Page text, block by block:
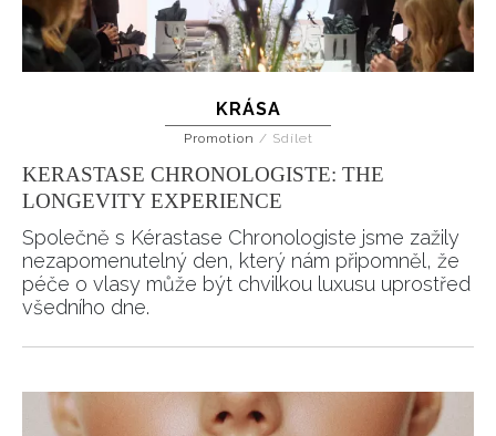
KRÁSA
Promotion / Sdílet
KERASTASE CHRONOLOGISTE: THE
LONGEVITY EXPERIENCE
Společně s Kérastase Chronologiste jsme zažily
nezapomenutelný den, který nám připomněl, že
péče o vlasy může být chvilkou luxusu uprostřed
všedního dne.